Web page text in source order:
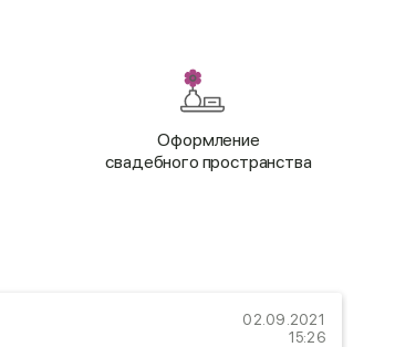
Оформление
свадебного пространства
02.09.2021
15:26